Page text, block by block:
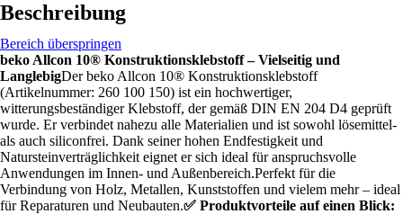
Beschreibung
Bereich überspringen
beko Allcon 10® Konstruktionsklebstoff – Vielseitig und
LanglebigDer beko Allcon 10® Konstruktionsklebstoff
(Artikelnummer: 260 100 150) ist ein hochwertiger,
witterungsbeständiger Klebstoff, der gemäß DIN EN 204 D4 geprüft
wurde. Er verbindet nahezu alle Materialien und ist sowohl lösemittel-
als auch siliconfrei. Dank seiner hohen Endfestigkeit und
Natursteinverträglichkeit eignet er sich ideal für anspruchsvolle
Anwendungen im Innen- und Außenbereich.Perfekt für die
Verbindung von Holz, Metallen, Kunststoffen und vielem mehr – ideal
für Reparaturen und Neubauten.✅ Produktvorteile auf einen Blick: